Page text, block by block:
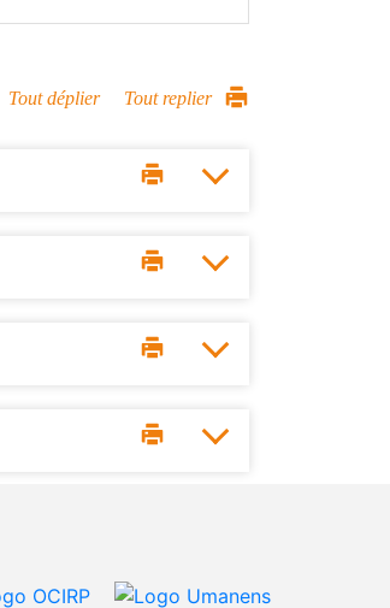
Tout déplier Tout replier